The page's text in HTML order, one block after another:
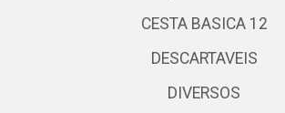
CESTA BASICA 12
DESCARTAVEIS
DIVERSOS